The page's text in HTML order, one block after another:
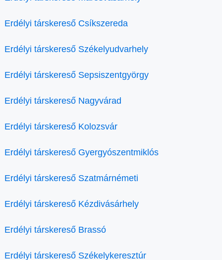
Erdélyi társkereső Csíkszereda
Erdélyi társkereső Székelyudvarhely
Erdélyi társkereső Sepsiszentgyörgy
Erdélyi társkereső Nagyvárad
Erdélyi társkereső Kolozsvár
Erdélyi társkereső Gyergyószentmiklós
Erdélyi társkereső Szatmárnémeti
Erdélyi társkereső Kézdivásárhely
Erdélyi társkereső Brassó
Erdélyi társkereső Székelykeresztúr